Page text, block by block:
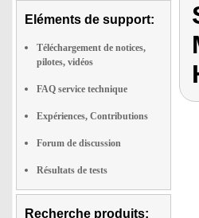
Eléments de support:
Téléchargement de notices,
pilotes, vidéos
FAQ service technique
Expériences, Contributions
Forum de discussion
Résultats de tests
Recherche produits: